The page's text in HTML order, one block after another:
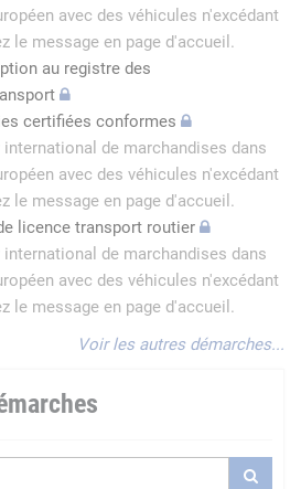
avec des véhicules n'excédant
le message en page d'accueil.
au registre des
certifiées conformes
de marchandises dans
avec des véhicules n'excédant
le message en page d'accueil.
licence transport routier
de marchandises dans
avec des véhicules n'excédant
le message en page d'accueil.
Voir les autres démarches...